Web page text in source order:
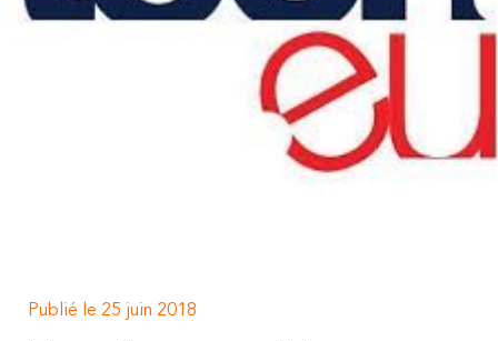
Publié le 25 juin 2018